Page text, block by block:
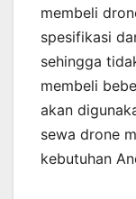
membeli
spesifikasi
sehingga
membeli
akan
sewa drone
kebutuhan